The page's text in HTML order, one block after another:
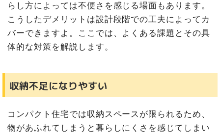
らし方によっては不便さを感じる場面もあります。
こうしたデメリットは設計段階での工夫によってカ
バーできますよ。ここでは、よくある課題とその具
体的な対策を解説します。
収納不足になりやすい
コンパクト住宅では収納スペースが限られるため、
物があふれてしまうと暮らしにくさを感じてしまい